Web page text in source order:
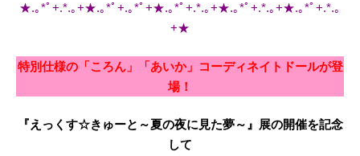
★.｡*ﾟ+.*.｡+★.｡*ﾟ+.｡*ﾟ+★.｡*ﾟ+.*.｡+★.｡*ﾟ+.*.｡+★.｡*ﾟ+.*.｡
+★
特別仕様の「ころん」「あいか」コーディネイトドールが登
場！
『えっくす☆きゅーと～夏の夜に見た夢～』展の開催を記念
して